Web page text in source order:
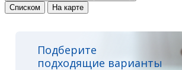
Списком
На карте
Подберите
подходящие варианты